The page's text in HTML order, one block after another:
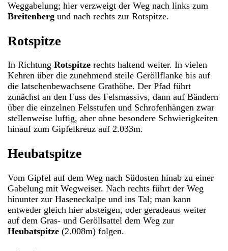
Weggabelung; hier verzweigt der Weg nach links zum
Breitenberg und nach rechts zur Rotspitze.
Rotspitze
In RichtungRotspitze rechts haltend weiter. In vielen
Kehren über die zunehmend steile Geröllflanke bis auf
die latschenbewachsene Grathöhe. Der Pfad führt
zunächst an den Fuss des Felsmassivs, dann auf Bändern
über die einzelnen Felsstufen und Schrofenhängen zwar
stellenweise luftig, aber ohne besondere Schwierigkeiten
hinauf zum Gipfelkreuz auf 2.033m.
Heubatspitze
Vom Gipfel auf dem Weg nach Südosten hinab zu einer
Gabelung mit Wegweiser. Nach rechts führt der Weg
hinunter zur Haseneckalpe und ins Tal; man kann
entweder gleich hier absteigen, oder geradeaus weiter
auf dem Gras- und Geröllsattel dem Weg zur
Heubatspitze (2.008m) folgen.